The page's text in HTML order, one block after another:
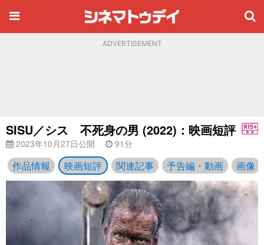
ADVERTISEMENT
SISU／シス 不死身の男 (2022)：映画短評
2023年10月27日公開 91分
作品情報 映画短評 関連記事 予告編・動画 画像